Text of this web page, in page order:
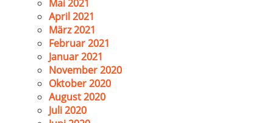
Mai 2021
April 2021
März 2021
Februar 2021
Januar 2021
November 2020
Oktober 2020
August 2020
Juli 2020